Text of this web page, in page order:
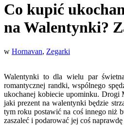
Co kupić
na Walentynki?
w Hornavan, Zegarki
Walentynki to dla wielu par
romantycznej randki, wspólnego
ukochanej kobiecie upominku. Drogi
jaki prezent na walentynki będzie
tym roku postawić na coś innego niż
zaszaleć i podarować jej coś